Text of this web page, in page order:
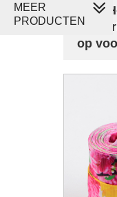
Bulk
op
MEER
PRODUCTEN